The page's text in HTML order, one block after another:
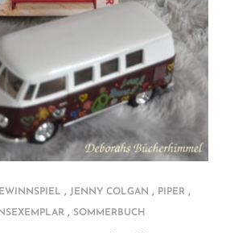
, JENNY COLGAN , PIPER,
, SOMMERBUCH